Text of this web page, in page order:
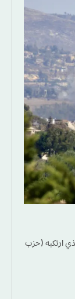
ارتكبه (حزب